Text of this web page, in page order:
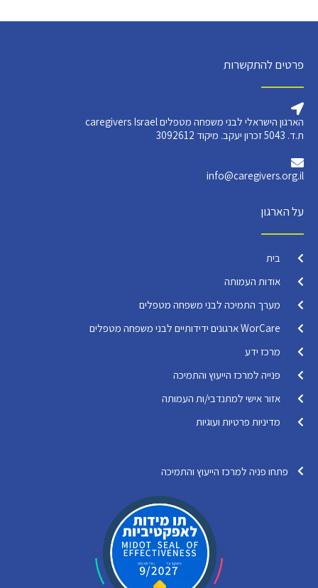
פרטים להתקשרות
הארגון הישראלי לבני משפחה מטפלים caregivers Israel
ת.ד. 5043 זכרון יעקב. מיקוד 3092612
info@caregivers.org.il
על הארגון
בית
אודות העמותה
מערך התמיכה לבני משפחה מטפלים
WorCare ארגונים ידידותיים לבני משפחה מטפלים
מרכז ידע
פנייה למרכז הייעוץ והתמיכה
אזור אישי למתנדבי/ות העמותה
מדיניות פרטיות ועוגיות
פתחו פניה למרכז הייעוץ והתמיכה